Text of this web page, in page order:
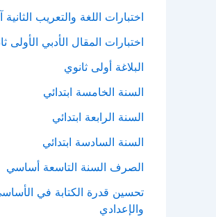
اختبارات اللغة والتعريب الثانية
اختبارات المقال الأدبي الأولى
البلاغة أولى ثانوي
السنة الخامسة ابتدائي
السنة الرابعة ابتدائي
السنة السادسة ابتدائي
الصرف السنة التاسعة أساسي
تحسين قدرة الكتابة في
والإعدادي